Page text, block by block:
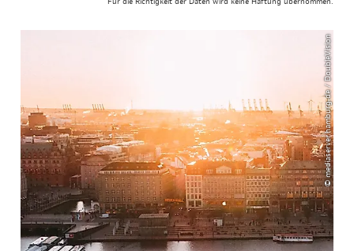
Für die Richtigkeit der Daten wird keine Haftung übernommen.
© mediaserver.hamburg.de / DoubleVision